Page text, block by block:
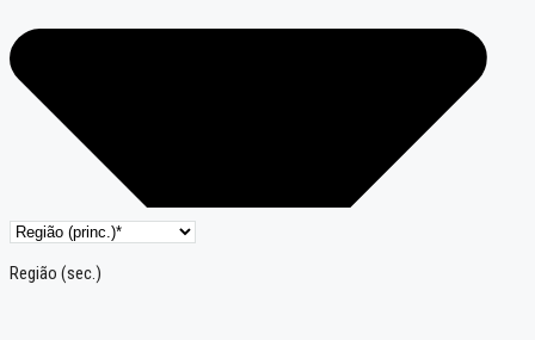
Região (sec.)